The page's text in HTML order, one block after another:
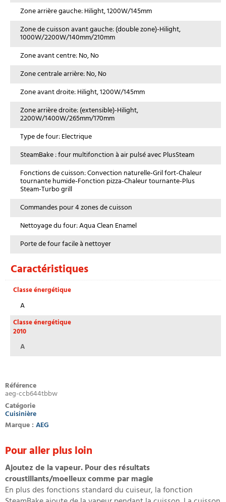
Zone arrière gauche: Hilight, 1200W/145mm
Zone de cuisson avant gauche: (double zone)-Hilight,
1000W/2200W/140mm/210mm
Zone avant centre: No, No
Zone centrale arrière: No, No
Zone avant droite: Hilight, 1200W/145mm
Zone arrière droite: (extensible)-Hilight,
2200W/1400W/265mm/170mm
Type de four: Electrique
SteamBake : four multifonction à air pulsé avec PlusSteam
Fonctions de cuisson: Convection naturelle-Gril fort-Chaleur
tournante humide-Fonction pizza-Chaleur tournante-Plus
Steam-Turbo grill
Commandes pour 4 zones de cuisson
Nettoyage du four: Aqua Clean Enamel
Porte de four facile à nettoyer
Caractéristiques
Classe énergétique
A
Classe énergétique
2010
A
Référence
aeg-ccb644tbbw
Catégorie
Cuisinière
Marque : AEG
Pour aller plus loin
Ajoutez de la vapeur. Pour des résultats
croustillants/moelleux comme par magie
En plus des fonctions standard du cuiseur, la fonction